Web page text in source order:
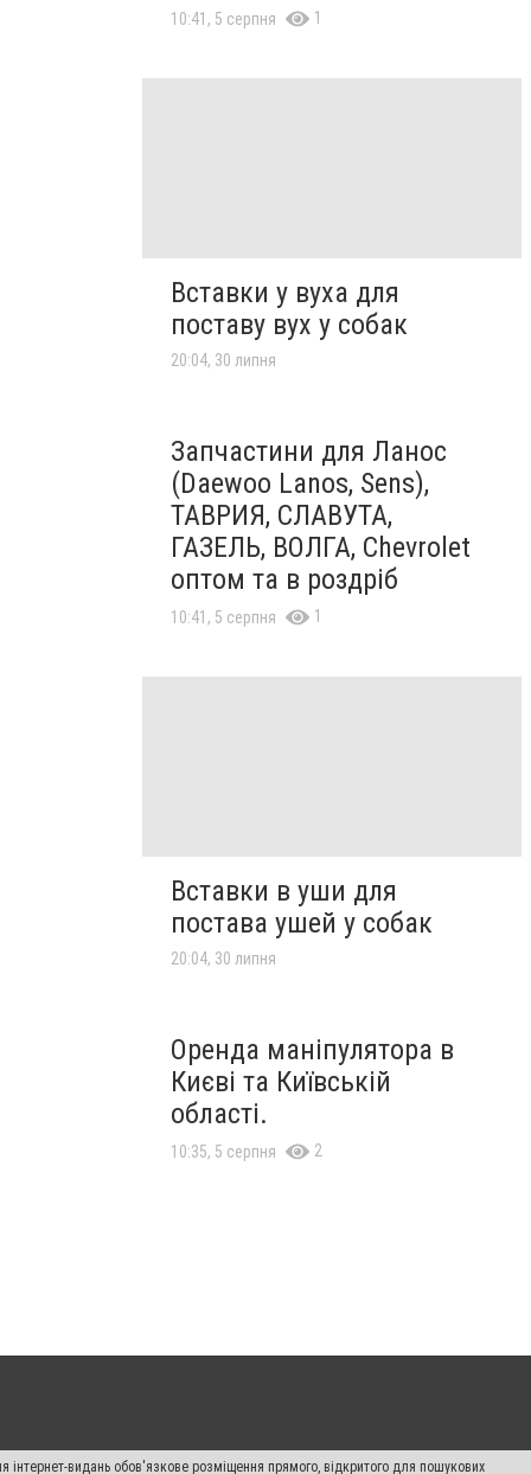
10:41, 5 серпня 1
Вставки у вуха для
поставу вух у собак
20:04, 30 липня
Запчастини для Ланос
(Daewoo Lanos, Sens),
ТАВРИЯ, СЛАВУТА,
ГАЗЕЛЬ, ВОЛГА, Chevrolet
оптом та в роздріб
10:41, 5 серпня 1
Вставки в уши для
постава ушей у собак
20:04, 30 липня
Оренда маніпулятора в
Києві та Київській
області.
10:35, 5 серпня 2
видань обов'язкове розміщення прямого, відкритого для пошукових